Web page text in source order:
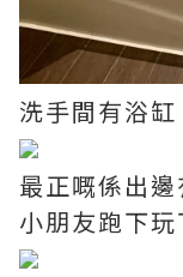
洗手間有浴
最正嘅係出
小朋友跑下